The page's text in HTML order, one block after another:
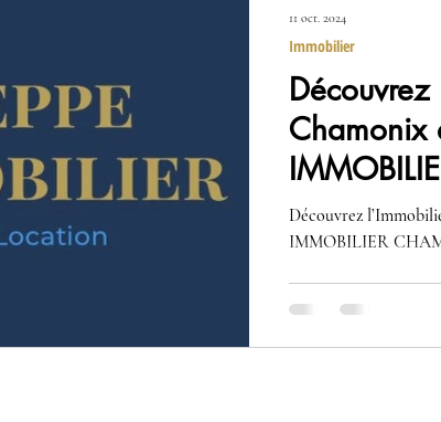
Chamonix
Découvrez
IMMOBILIER
Immobilier
11 oct. 2024